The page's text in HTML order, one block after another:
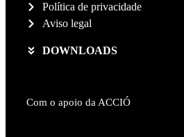
Política de privacidade
Aviso legal
DOWNLOADS
Com o apoio da ACCIÓ